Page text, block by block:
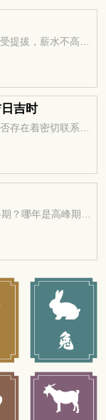
吉时
分析未来10年，哪年是低谷期？哪年是高峰期？低谷期如何过度？高峰期如何进取？